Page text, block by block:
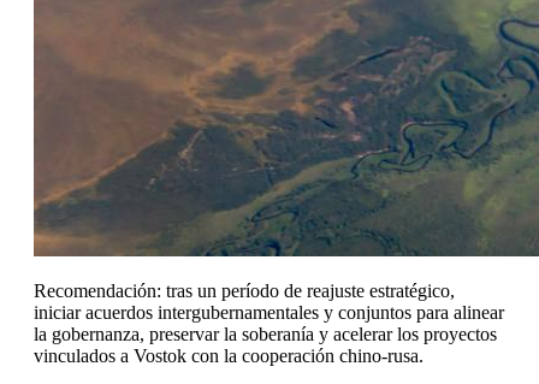
Recomendación: tras un período de reajuste estratégico,
iniciar acuerdos intergubernamentales y conjuntos para alinear
la gobernanza, preservar la soberanía y acelerar los proyectos
vinculados a Vostok con la cooperación chino-rusa.